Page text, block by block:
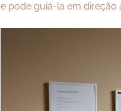
e pode guiá-la em direção